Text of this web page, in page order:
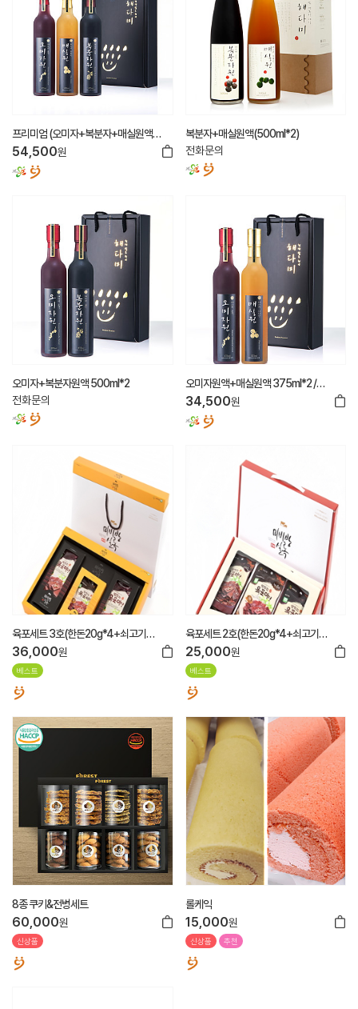
프리미엄 (오미자+복분자+매실원액
375ml*3)
54,500원
복분자+매실원액(500ml*2)
전화문의
오미자+복분자원액 500ml*2
전화문의
오미자원액+매실원액 375ml*2 /
500ml*2
34,500원
육포세트 3호(한돈20g*4+쇠고기
50g*6)
36,000원
베스트
육포세트 2호(한돈20g*4+쇠고기
25g*8)
25,000원
베스트
8종 쿠키&전병세트
60,000원
신상품
롤케익
15,000원
신상품 추천